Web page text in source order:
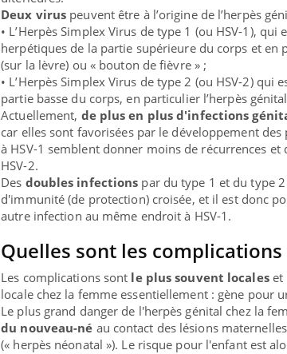
Deux virus peuvent être à l’origine de l’herpès
• L’Herpès Simplex Virus de type 1 (ou HSV-1),
herpétiques de la partie supérieure du corps et en
(sur la lèvre) ou « bouton de fièvre » ;
• L’Herpès Simplex Virus de type 2 (ou HSV-2)
partie basse du corps, en particulier l’herpès
Actuellement, de plus en plus d'infections
car elles sont favorisées par le développement
à HSV-1 semblent donner moins de récurrences
HSV-2.
Des doubles infections par du type 1 et du type
d'immunité (de protection) croisée, et il est donc
autre infection au même endroit à HSV-1.
Quelles sont les complications
Les complications sont le plus souvent localeset
locale chez la femme essentiellement : gène pour
Le plus grand danger de l'herpès génital chez la
du nouveau-né au contact des lésions
(« herpès néonatal »). Le risque pour l'enfant est